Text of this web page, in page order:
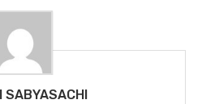
SABYASACHI